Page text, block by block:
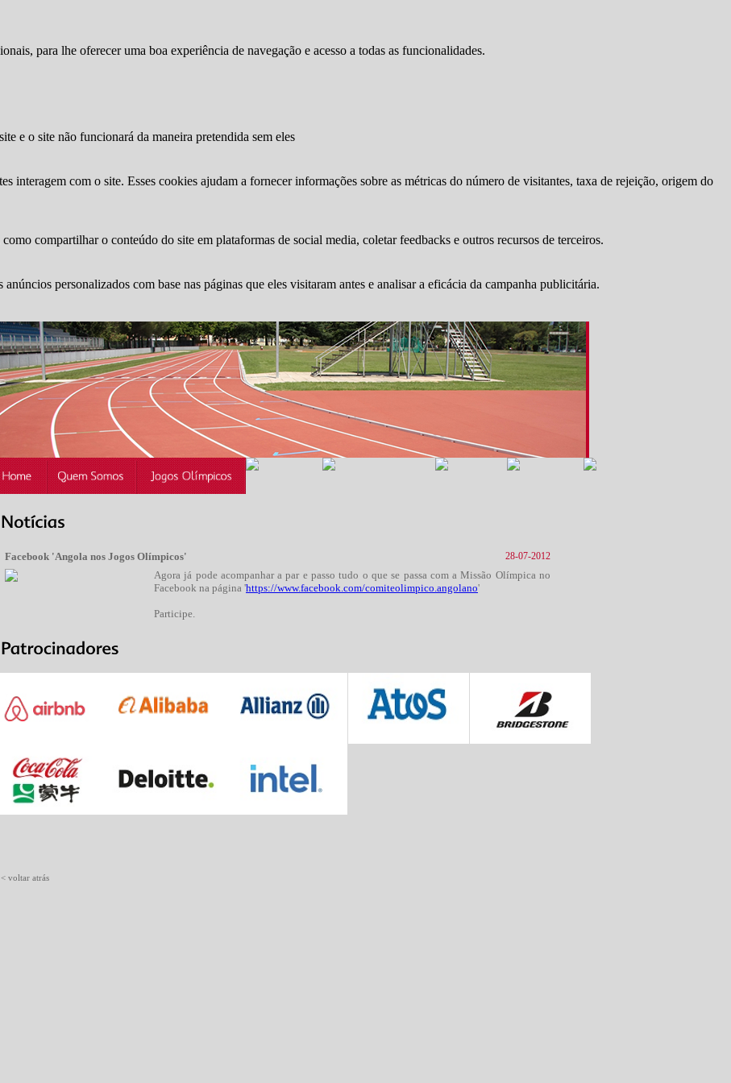
para lhe oferecer uma boa experiência de navegação e acesso a todas as funcionalidades.
e o site não funcionará da maneira pretendida sem eles
interagem com o site. Esses cookies ajudam a fornecer informações sobre as métricas do número de visitantes, taxa de rejeição, origem do
compartilhar o conteúdo do site em plataformas de social media, coletar feedbacks e outros recursos de terceiros.
personalizados com base nas páginas que eles visitaram antes e analisar a eficácia da campanha publicitária.
Facebook 'Angola nos Jogos Olímpicos' 28-07-2012
Agora já pode acompanhar a par e passo tudo o que se passa com a Missão Olímpica no
Facebook na página 'https://www.facebook.com/comiteolimpico.angolano'
Participe.
< voltar atrás